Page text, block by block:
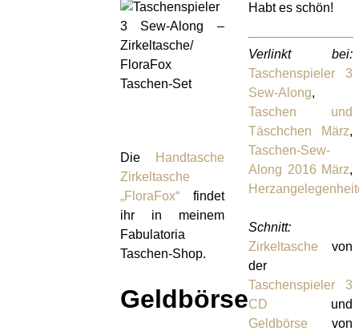
Die
Handtasche
Zirkeltasche
„FloraFox“findet
ihr in meinem
Fabulatoria
Taschen-Shop.
Geldbörse
Habt es schön!
Verlinkt bei:
Taschenspieler 3
Sew-Along,
Taschen und
Täschchen März,
Taschen-Sew-
Along 2016 März,
Schnitt:
Zirkeltasche von
der
Taschenspieler 3
CD und
Geldbörse von